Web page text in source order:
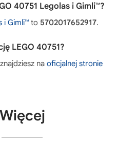
40751 Legolas i Gimli™?
i Gimli™ to 5702017652917.
LEGO 40751?
znajdziesz na oficjalnej stronie
Więcej